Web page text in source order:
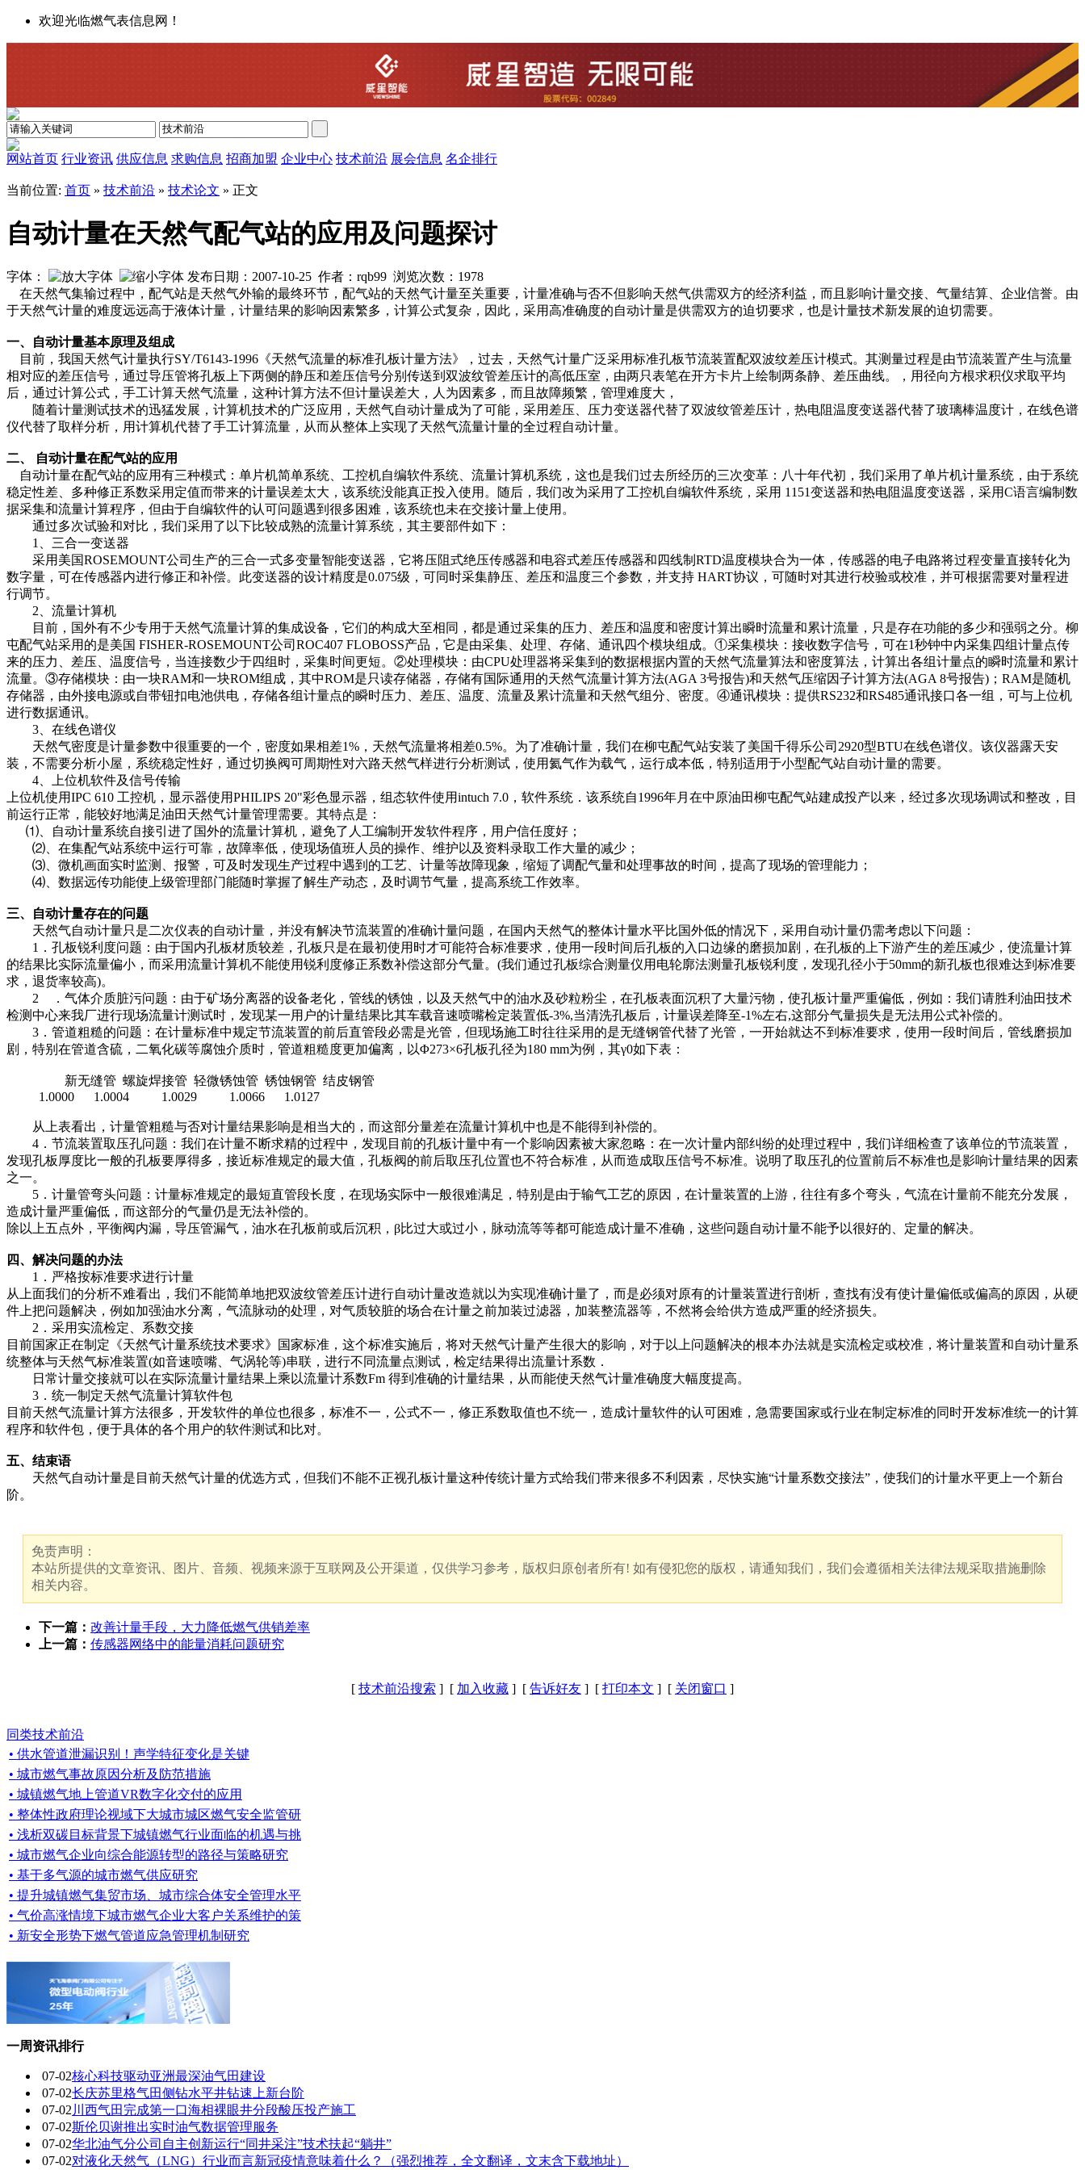
欢迎光临燃气表信息网！
网站首页 行业资讯 供应信息 求购信息 招商加盟 企业中心 技术前沿 展会信息 名企排行
当前位置: 首页 » 技术前沿 » 技术论文 » 正文
自动计量在天然气配气站的应用及问题探讨
字体： 发布日期：2007-10-25 作者：rqb99 浏览次数： 1978
在天然气集输过程中，配气站是天然气外输的最终环节，配气站的天然气计量至关重要，计量准确与否不但影响天然气供需双方的经济利益，而且影响计量交接、气量结算、企业信誉。由
于天然气计量的难度远远高于液体计量，计量结果的影响因素繁多，计算公式复杂，因此，采用高准确度的自动计量是供需双方的迫切要求，也是计量技术新发展的迫切需要。
一、自动计量基本原理及组成
目前，我国天然气计量执行SY/T6143-1996《天然气流量的标准孔板计量方法》，过去，天然气计量广泛采用标准孔板节流装置配双波纹差压计模式。其测量过程是由节流装置产生与流量
相对应的差压信号，通过导压管将孔板上下两侧的静压和差压信号分别传送到双波纹管差压计的高低压室，由两只表笔在开方卡片上绘制两条静、差压曲线。，用径向方根求积仪求取平均
后，通过计算公式，手工计算天然气流量，这种计算方法不但计量误差大，人为因素多，而且故障频繁，管理难度大，
随着计量测试技术的迅猛发展，计算机技术的广泛应用，天然气自动计量成为了可能，采用差压、压力变送器代替了双波纹管差压计，热电阻温度变送器代替了玻璃棒温度计，在线色谱
仪代替了取样分析，用计算机代替了手工计算流量，从而从整体上实现了天然气流量计量的全过程自动计量。
二、 自动计量在配气站的应用
自动计量在配气站的应用有三种模式：单片机简单系统、工控机自编软件系统、流量计算机系统，这也是我们过去所经历的三次变革：八十年代初，我们采用了单片机计量系统，由于系统
稳定性差、多种修正系数采用定值而带来的计量误差太大，该系统没能真正投入使用。随后，我们改为采用了工控机自编软件系统，采用 1151变送器和热电阻温度变送器，采用C语言编制数
据采集和流量计算程序，但由于自编软件的认可问题遇到很多困难，该系统也未在交接计量上使用。
通过多次试验和对比，我们采用了以下比较成熟的流量计算系统，其主要部件如下：
1、三合一变送器
采用美国ROSEMOUNT公司生产的三合一式多变量智能变送器，它将压阻式绝压传感器和电容式差压传感器和四线制RTD温度模块合为一体，传感器的电子电路将过程变量直接转化为
数字量，可在传感器内进行修正和补偿。此变送器的设计精度是0.075级，可同时采集静压、差压和温度三个参数，并支持 HART协议，可随时对其进行校验或校准，并可根据需要对量程进
行调节。
2、流量计算机
目前，国外有不少专用于天然气流量计算的集成设备，它们的构成大至相同，都是通过采集的压力、差压和温度和密度计算出瞬时流量和累计流量，只是存在功能的多少和强弱之分。柳
屯配气站采用的是美国 FISHER-ROSEMOUNT公司ROC407 FLOBOSS产品，它是由采集、处理、存储、通讯四个模块组成。①采集模块：接收数字信号，可在1秒钟中内采集四组计量点传
来的压力、差压、温度信号，当连接数少于四组时，采集时间更短。②处理模块：由CPU处理器将采集到的数据根据内置的天然气流量算法和密度算法，计算出各组计量点的瞬时流量和累计
流量。③存储模块：由一块RAM和一块ROM组成，其中ROM是只读存储器，存储有国际通用的天然气流量计算方法(AGA 3号报告)和天然气压缩因子计算方法(AGA 8号报告)；RAM是随机
存储器，由外接电源或自带钮扣电池供电，存储各组计量点的瞬时压力、差压、温度、流量及累计流量和天然气组分、密度。④通讯模块：提供RS232和RS485通讯接口各一组，可与上位机
进行数据通讯。
3、在线色谱仪
天然气密度是计量参数中很重要的一个，密度如果相差1%，天然气流量将相差0.5%。为了准确计量，我们在柳屯配气站安装了美国千得乐公司2920型BTU在线色谱仪。该仪器露天安
装，不需要分析小屋，系统稳定性好，通过切换阀可周期性对六路天然气样进行分析测试，使用氦气作为载气，运行成本低，特别适用于小型配气站自动计量的需要。
4、上位机软件及信号传输
上位机使用IPC 610 工控机，显示器使用PHILIPS 20"彩色显示器，组态软件使用intuch 7.0，软件系统．该系统自1996年月在中原油田柳屯配气站建成投产以来，经过多次现场调试和整改，目
前运行正常，能较好地满足油田天然气计量管理需要。其特点是：
⑴、自动计量系统自接引进了国外的流量计算机，避免了人工编制开发软件程序，用户信任度好；
⑵、在集配气站系统中运行可靠，故障率低，使现场值班人员的操作、维护以及资料录取工作大量的减少；
⑶、微机画面实时监测、报警，可及时发现生产过程中遇到的工艺、计量等故障现象，缩短了调配气量和处理事故的时间，提高了现场的管理能力；
⑷、数据远传功能使上级管理部门能随时掌握了解生产动态，及时调节气量，提高系统工作效率。
三、自动计量存在的问题
天然气自动计量只是二次仪表的自动计量，并没有解决节流装置的准确计量问题，在国内天然气的整体计量水平比国外低的情况下，采用自动计量仍需考虑以下问题：
1．孔板锐利度问题：由于国内孔板材质较差，孔板只是在最初使用时才可能符合标准要求，使用一段时间后孔板的入口边缘的磨损加剧，在孔板的上下游产生的差压减少，使流量计算
的结果比实际流量偏小，而采用流量计算机不能使用锐利度修正系数补偿这部分气量。(我们通过孔板综合测量仪用电轮廓法测量孔板锐利度，发现孔径小于50mm的新孔板也很难达到标准要
求，退货率较高)。
2 ．气体介质脏污问题：由于矿场分离器的设备老化，管线的锈蚀，以及天然气中的油水及砂粒粉尘，在孔板表面沉积了大量污物，使孔板计量严重偏低，例如：我们请胜利油田技术
检测中心来我厂进行现场流量计测试时，发现某一用户的计量结果比其车载音速喷嘴检定装置低-3%,当清洗孔板后，计量误差降至-1%左右,这部分气量损失是无法用公式补偿的。
3．管道粗糙的问题：在计量标准中规定节流装置的前后直管段必需是光管，但现场施工时往往采用的是无缝钢管代替了光管，一开始就达不到标准要求，使用一段时间后，管线磨损加
剧，特别在管道含硫，二氧化碳等腐蚀介质时，管道粗糙度更加偏离，以Φ273×6孔板孔径为180 mm为例，其γ0如下表：
新无缝管 螺旋焊接管 轻微锈蚀管 锈蚀钢管 结皮钢管
1.0000 1.0004 1.0029 1.0066 1.0127
从上表看出，计量管粗糙与否对计量结果影响是相当大的，而这部分量差在流量计算机中也是不能得到补偿的。
4．节流装置取压孔问题：我们在计量不断求精的过程中，发现目前的孔板计量中有一个影响因素被大家忽略：在一次计量内部纠纷的处理过程中，我们详细检查了该单位的节流装置，
发现孔板厚度比一般的孔板要厚得多，接近标准规定的最大值，孔板阀的前后取压孔位置也不符合标准，从而造成取压信号不标准。说明了取压孔的位置前后不标准也是影响计量结果的因素
之一。
5．计量管弯头问题：计量标准规定的最短直管段长度，在现场实际中一般很难满足，特别是由于输气工艺的原因，在计量装置的上游，往往有多个弯头，气流在计量前不能充分发展，
造成计量严重偏低，而这部分的气量仍是无法补偿的。
除以上五点外，平衡阀内漏，导压管漏气，油水在孔板前或后沉积，β比过大或过小，脉动流等等都可能造成计量不准确，这些问题自动计量不能予以很好的、定量的解决。
四、解决问题的办法
1．严格按标准要求进行计量
从上面我们的分析不难看出，我们不能简单地把双波纹管差压计进行自动计量改造就以为实现准确计量了，而是必须对原有的计量装置进行剖析，查找有没有使计量偏低或偏高的原因，从硬
件上把问题解决，例如加强油水分离，气流脉动的处理，对气质较脏的场合在计量之前加装过滤器，加装整流器等，不然将会给供方造成严重的经济损失。
2．采用实流检定、系数交接
目前国家正在制定《天然气计量系统技术要求》国家标准，这个标准实施后，将对天然气计量产生很大的影响，对于以上问题解决的根本办法就是实流检定或校准，将计量装置和自动计量系
统整体与天然气标准装置(如音速喷嘴、气涡轮等)串联，进行不同流量点测试，检定结果得出流量计系数．
日常计量交接就可以在实际流量计量结果上乘以流量计系数Fm 得到准确的计量结果，从而能使天然气计量准确度大幅度提高。
3．统一制定天然气流量计算软件包
目前天然气流量计算方法很多，开发软件的单位也很多，标准不一，公式不一，修正系数取值也不统一，造成计量软件的认可困难，急需要国家或行业在制定标准的同时开发标准统一的计算
程序和软件包，便于具体的各个用户的软件测试和比对。
五、结束语
天然气自动计量是目前天然气计量的优选方式，但我们不能不正视孔板计量这种传统计量方式给我们带来很多不利因素，尽快实施“计量系数交接法”，使我们的计量水平更上一个新台
阶。
免责声明：
本站所提供的文章资讯、图片、音频、视频来源于互联网及公开渠道，仅供学习参考，版权归原创者所有! 如有侵犯您的版权，请通知我们，我们会遵循相关法律法规采取措施删除
相关内容。
下一篇： 改善计量手段，大力降低燃气供销差率
上一篇： 传感器网络中的能量消耗问题研究
[ 技术前沿搜索 ] [ 加入收藏 ] [ 告诉好友 ] [ 打印本文 ] [ 关闭窗口 ]
同类技术前沿
• 供水管道泄漏识别！声学特征变化是关键
• 城市燃气事故原因分析及防范措施
• 城镇燃气地上管道VR数字化交付的应用
• 整体性政府理论视域下大城市城区燃气安全监管研
• 浅析双碳目标背景下城镇燃气行业面临的机遇与挑
• 城市燃气企业向综合能源转型的路径与策略研究
• 基于多气源的城市燃气供应研究
• 提升城镇燃气集贸市场、城市综合体安全管理水平
• 气价高涨情境下城市燃气企业大客户关系维护的策
• 新安全形势下燃气管道应急管理机制研究
一周资讯排行
07-02核心科技驱动亚洲最深油气田建设
07-02长庆苏里格气田侧钻水平井钻速上新台阶
07-02 川西气田完成第一口海相裸眼井分段酸压投产施工
07-02斯伦贝谢推出实时油气数据管理服务
07-02华北油气分公司自主创新运行“同井采注”技术扶起“躺井”
07-02对液化天然气（LNG）行业而言新冠疫情意味着什么？（强烈推荐，全文翻译，文末含下载地址）